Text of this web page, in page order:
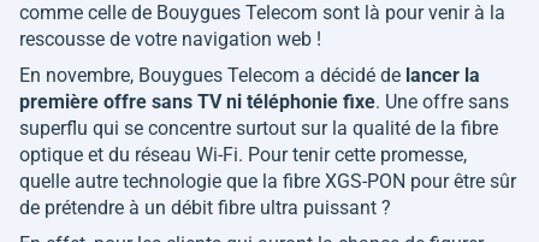
comme celle de Bouygues Telecom sont là pour venir à la
rescousse de votre navigation web !
En novembre, Bouygues Telecom a décidé de lancer la
première offre sans TV ni téléphonie fixe. Une offre sans
superflu qui se concentre surtout sur la qualité de la fibre
optique et du réseau Wi-Fi. Pour tenir cette promesse,
quelle autre technologie que la fibre XGS-PON pour être sûr
de prétendre à un débit fibre ultra puissant ?